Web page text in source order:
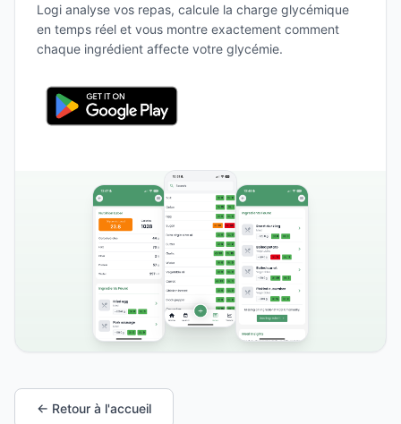
Logi analyse vos repas, calcule la charge glycémique
en temps réel et vous montre exactement comment
chaque ingrédient affecte votre glycémie.
← Retour à l'accueil